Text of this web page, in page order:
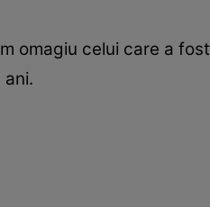
omagiu celui care a fost